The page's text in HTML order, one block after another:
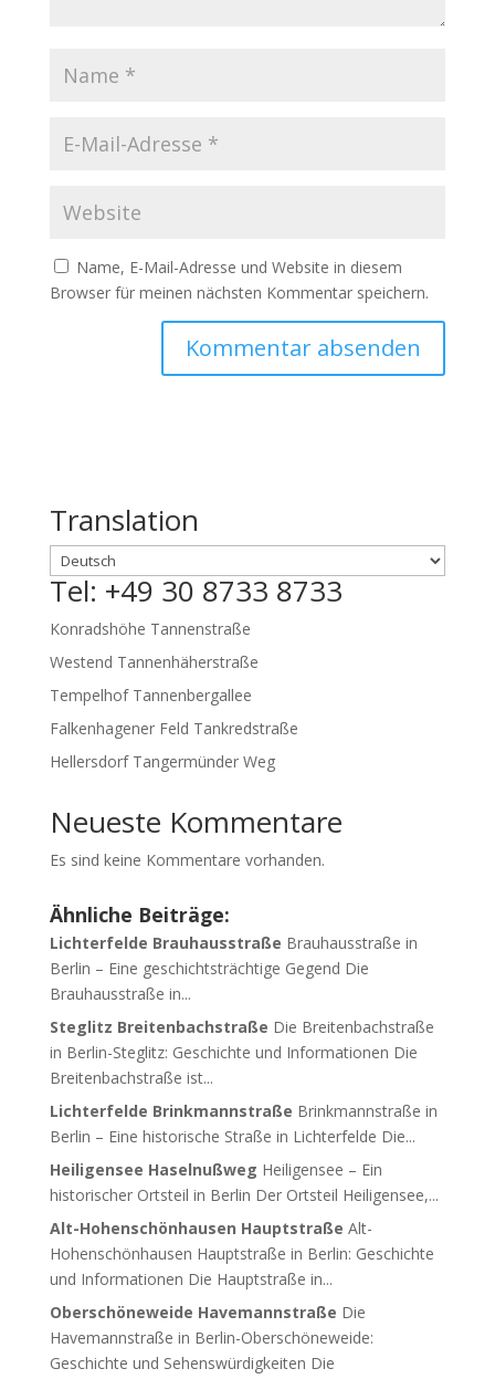
Name, E-Mail-Adresse und Website in diesem
Browser für meinen nächsten Kommentar speichern.
Translation
Tel: +49 30 8733 8733
Konradshöhe Tannenstraße
Westend Tannenhäherstraße
Tempelhof Tannenbergallee
Falkenhagener Feld Tankredstraße
Hellersdorf Tangermünder Weg
Neueste Kommentare
Es sind keine Kommentare vorhanden.
Ähnliche Beiträge:
Lichterfelde Brauhausstraße Brauhausstraße in
Berlin – Eine geschichtsträchtige Gegend Die
Brauhausstraße in...
Steglitz Breitenbachstraße Die Breitenbachstraße
in Berlin-Steglitz: Geschichte und Informationen Die
Breitenbachstraße ist...
Lichterfelde Brinkmannstraße Brinkmannstraße in
Berlin – Eine historische Straße in Lichterfelde Die...
Heiligensee Haselnußweg Heiligensee – Ein
historischer Ortsteil in Berlin Der Ortsteil Heiligensee,...
Alt-Hohenschönhausen Hauptstraße Alt-
Hohenschönhausen Hauptstraße in Berlin: Geschichte
und Informationen Die Hauptstraße in...
Oberschöneweide Havemannstraße Die
Havemannstraße in Berlin-Oberschöneweide:
Geschichte und Sehenswürdigkeiten Die